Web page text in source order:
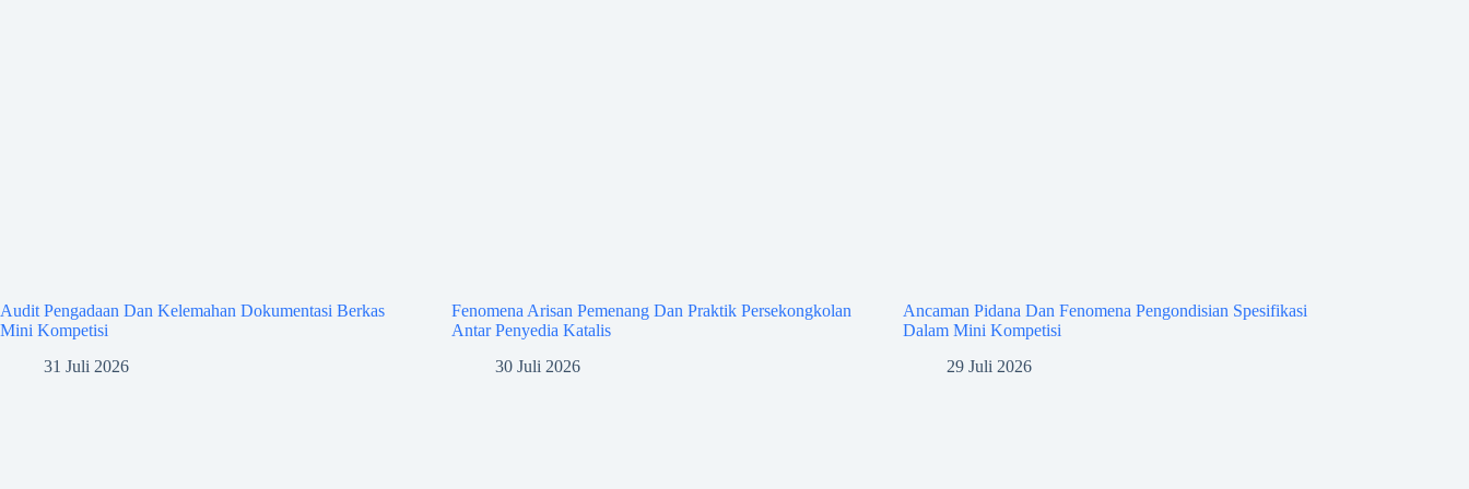
Audit Pengadaan Dan Kelemahan Dokumentasi Berkas
Mini Kompetisi
31 Juli 2026
Fenomena Arisan Pemenang Dan Praktik Persekongkolan
Antar Penyedia Katalis
30 Juli 2026
Ancaman Pidana Dan Fenomena Pengondisian Spesifikasi
Dalam Mini Kompetisi
29 Juli 2026